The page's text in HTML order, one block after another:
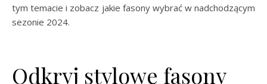
tym temacie i zobacz jakie fasony wybrać w nadchodzącym
sezonie 2024.
Odkryj stylowe fasony